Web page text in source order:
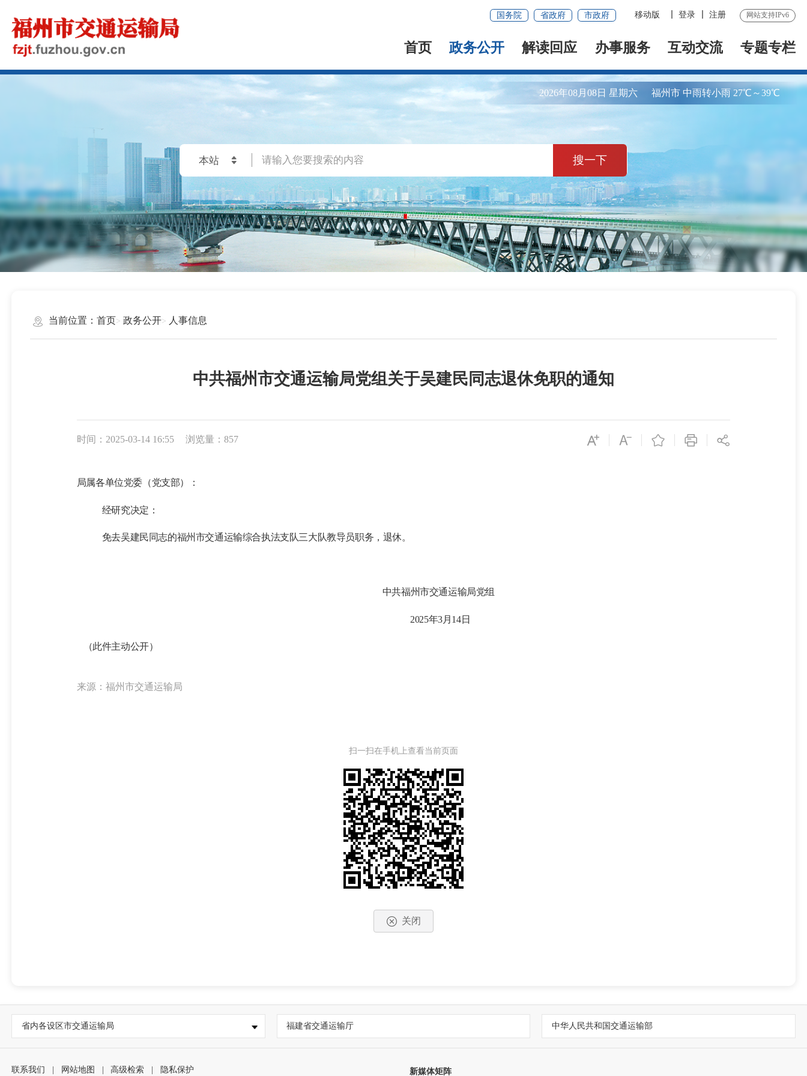
国务院 省政府 市政府 移动版 登录 注册 网站支持IPv6
首页 政务公开 解读回应 办事服务 互动交流 专题专栏
2026年08月08日 星期六 福州市 中雨转小雨 27℃～39℃
搜一下
当前位置： 首页 政务公开 人事信息
中共福州市交通运输局党组关于吴建民同志退休免职的通知
时间：2025-03-14 16:55 浏览量：857
局属各单位党委（党支部） ：
经研究决定：
免去吴建民同志的福州市交通运输综合执法支队三大队教导员职务，退休。
中共福州市交通运输局党组
2025年3月14日
（此件主动公开）
来源：福州市交通运输局
扫一扫在手机上查看当前页面
关闭
省内各设区市交通运输局 福建省交通运输厅 中华人民共和国交通运输部
联系我们 网站地图 高级检索 隐私保护 新媒体矩阵